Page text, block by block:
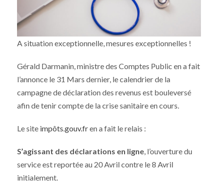
A situation exceptionnelle, mesures exceptionnelles !
Gérald Darmanin, ministre des Comptes Public en a fait
l’annonce le 31 Mars dernier, le calendrier de la
campagne de déclaration des revenus est bouleversé
afin de tenir compte de la crise sanitaire en cours.
Le site impôts.gouv.fren a fait le relais :
S’agissant des déclarations en ligne, l’ouverture du
service est reportée au 20 Avril contre le 8 Avril
initialement.